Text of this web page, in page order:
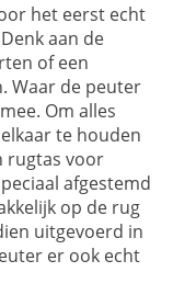
het eerst echt
aan de
of een
Waar de peuter
Om alles
te houden
rugtas voor
afgestemd
op de rug
uitgevoerd in
er ook echt